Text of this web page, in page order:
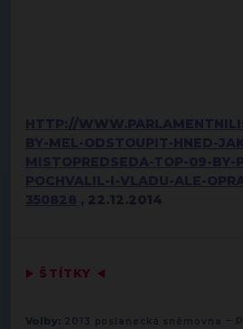
, 22.12.2014
▶ ŠTÍTKY ◀
Volby: 2013 poslanecká sněmovna -